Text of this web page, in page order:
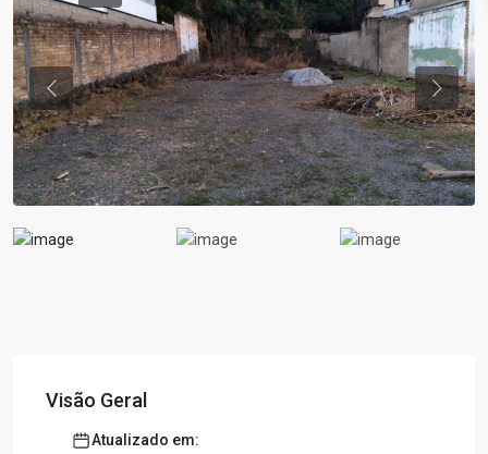
Previous
Visão Geral
Atualizado em: